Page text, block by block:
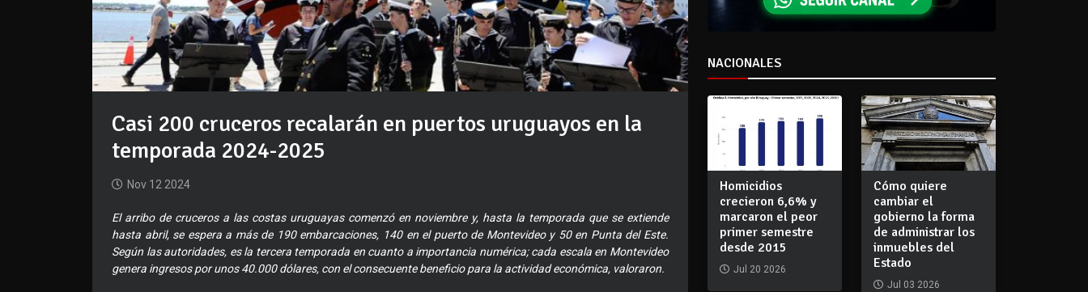
Casi 200 cruceros recalarán en puertos uruguayos en la
temporada 2024-2025
Nov 12 2024
El arribo de cruceros a las costas uruguayas comenzó en noviembre y, hasta la temporada que se extiende
hasta abril, se espera a más de 190 embarcaciones, 140 en el puerto de Montevideo y 50 en Punta del Este.
Según las autoridades, es la tercera temporada en cuanto a importancia numérica; cada escala en Montevideo
genera ingresos por unos 40.000 dólares, con el consecuente beneficio para la actividad económica, valoraron.
NACIONALES
Homicidios
crecieron 6,6% y
marcaron el peor
primer semestre
desde 2015
Jul 20 2026
Cómo quiere
cambiar el
gobierno la forma
de administrar los
inmuebles del
Estado
Jul 03 2026